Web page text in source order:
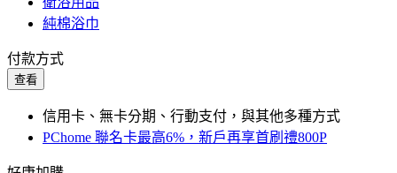
純棉浴巾
付款方式
查看
信用卡、無卡分期、行動支付，與其他多種方式
PChome 聯名卡最高6%，新戶再享首刷禮800P